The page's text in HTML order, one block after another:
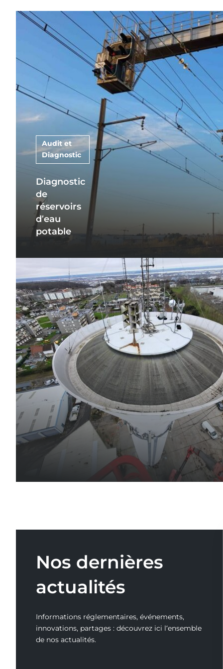
Audit et
Diagnostic
Diagnostic
de
réservoirs
d’eau
potable
Nos dernières
actualités
Informations réglementaires, événements,
innovations, partages : découvrez ici l‘ensemble
de nos actualités.